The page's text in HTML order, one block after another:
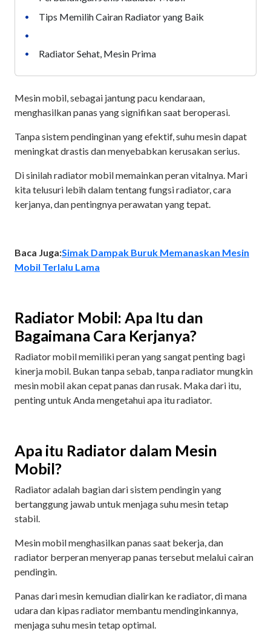
• Tips Memilih Cairan Radiator yang Baik
•
•
Radiator Sehat, Mesin Prima
Mesin mobil, sebagai jantung pacu kendaraan,
menghasilkan panas yang signifikan saat beroperasi.
Tanpa sistem pendinginan yang efektif, suhu mesin dapat
meningkat drastis dan menyebabkan kerusakan serius.
Di sinilah radiator mobil memainkan peran vitalnya. Mari
kita telusuri lebih dalam tentang fungsi radiator, cara
kerjanya, dan pentingnya perawatan yang tepat.
Baca Juga:Simak Dampak Buruk Memanaskan Mesin
Mobil Terlalu Lama
Radiator Mobil: Apa Itu dan
Bagaimana Cara Kerjanya?
Radiator mobil memiliki peran yang sangat penting bagi
kinerja mobil. Bukan tanpa sebab, tanpa radiator mungkin
mesin mobil akan cepat panas dan rusak. Maka dari itu,
penting untuk Anda mengetahui apa itu radiator.
Apa itu Radiator dalam Mesin
Mobil?
Radiator adalah bagian dari sistem pendingin yang
bertanggung jawab untuk menjaga suhu mesin tetap
stabil.
Mesin mobil menghasilkan panas saat bekerja, dan
radiator berperan menyerap panas tersebut melalui cairan
pendingin.
Panas dari mesin kemudian dialirkan ke radiator, di mana
udara dan kipas radiator membantu mendinginkannya,
menjaga suhu mesin tetap optimal.